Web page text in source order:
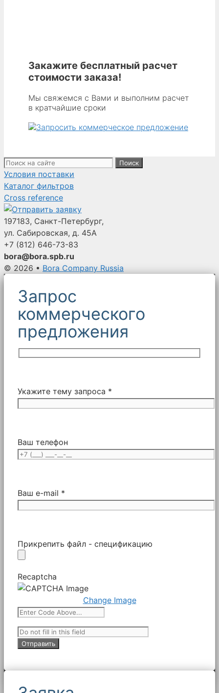
Закажите бесплатный расчет
стоимости заказа!
Мы свяжемся с Вами и выполним расчет
в кратчайшие сроки
Поиск:
Условия поставки
Каталог фильтров
Cross reference
197183, Санкт-Петербург,
ул. Сабировская, д. 45А
+7 (812) 646-73-83
bora@bora.spb.ru
© 2026 • Bora Company Russia
Запрос
коммерческого
предложения
Укажите тему запроса *
Ваш телефон
Ваш e-mail *
Прикрепить файл - спецификацию
Recaptcha
Change Image